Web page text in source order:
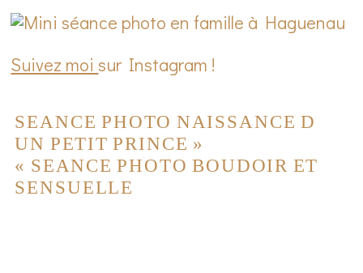
Suivez moisur Instagram !
SEANCE PHOTO NAISSANCE D
UN PETIT PRINCE »
« SEANCE PHOTO BOUDOIR ET
SENSUELLE